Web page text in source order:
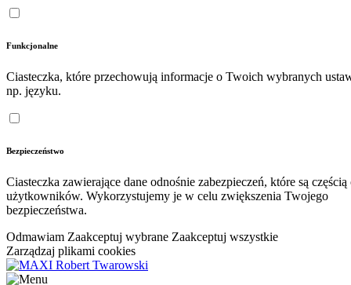
Funkcjonalne
Ciasteczka, które przechowują informacje o Twoich wybranych
np. języku.
Bezpieczeństwo
Ciasteczka zawierające dane odnośnie zabezpieczeń, które są
użytkowników. Wykorzystujemy je w celu zwiększenia Twojego
bezpieczeństwa.
Odmawiam Zaakceptuj wybrane Zaakceptuj wszystkie
Zarządzaj plikami cookies